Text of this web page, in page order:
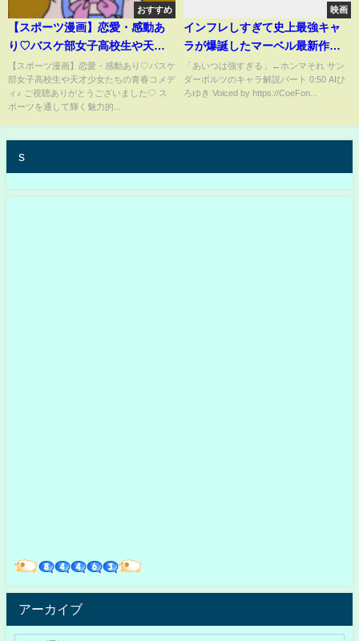
おすすめ
【スポーツ漫画】恋愛・感動あ
り♡バスケ部女子高校生や天才
少女たちの青春コメディ♪
【スポーツ漫画】恋愛・感動あり♡バスケ
部女子高校生や天才少女たちの青春コメデ
ィ♪ ご視聴ありがとうございました♡ ス
ポーツを通して輝く魅力的...
映画
インフレしすぎて史上最強キャ
ラが爆誕したマーベル最新作
『サンダーボルツ*』
「あいつは強すぎる」←ホンマそれ サン
ダーボルツのキャラ解説パート 0:50 AIひ
ろゆき Voiced by https://CoeFon...
s
アーカイブ